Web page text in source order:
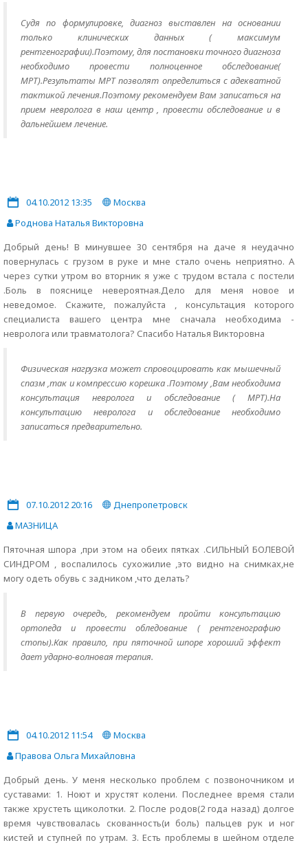
Судя по формулировке, диагноз выставлен на основании
только клинических данных ( максимум
рентгенографии).Поэтому, для постановки точного диагноза
необходимо провести полноценное обследование(
МРТ).Результаты МРТ позволят определиться с адекватной
тактикой лечения.Поэтому рекомендуем Вам записаться на
прием невролога в наш центр , провести обследование и в
дальнейшем лечение.
04.10.2012 13:35
Москва
Роднова Наталья Викторовна
Добрый день! В минувшее 30 сентября на даче я неудачно
повернулась с грузом в руке и мне стало очень неприятно. А
через сутки утром во вторник я уже с трудом встала с постели
.Боль в пояснице невероятная.Дело для меня новое и
неведомое. Скажите, пожалуйста , консультация которого
специалиста вашего центра мне сначала необходима -
невролога или травматолога? Спасибо Наталья Викторовна
Физическая нагрузка может спровоцировать как мышечный
спазм ,так и компрессию корешка .Поэтому ,Вам необходима
консультация невролога и обследование ( МРТ).На
консультацию невролога и обследование необходимо
записаться предварительно.
07.10.2012 20:16
Днепропетровск
МАЗНИЦА
Пяточная шпора ,при этом на обеих пятках .СИЛЬНЫЙ БОЛЕВОЙ
СИНДРОМ , воспалилось сухожилие ,это видно на снимках,не
могу одеть обувь с задником ,что делать?
В первую очередь, рекомендуем пройти консультацию
ортопеда и провести обледование ( рентгенографию
стопы).Как правило, при пяточной шпоре хороший эффект
дает ударно-волновая терапия.
04.10.2012 11:54
Москва
Правова Ольга Михайловна
Добрый день. У меня несколько проблем с позвоночником и
суставами: 1. Ноют и хрустят колени. Последнее время стали
также хрустеть щиколотки. 2. После родов(2 года назад) долгое
время чувствовалась скованность(и боль) пальцев рук и ног
кистей и ступней по утрам. 3. Есть проблемы в шейном отделе